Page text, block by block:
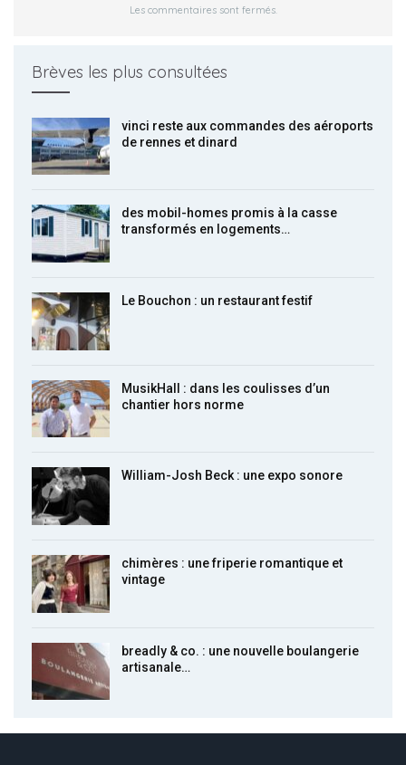
Les commentaires sont fermés.
Brèves les plus consultées
vinci reste aux commandes des aéroports
de rennes et dinard
des mobil-homes promis à la casse
transformés en logements…
Le Bouchon : un restaurant festif
MusikHall : dans les coulisses d’un
chantier hors norme
William-Josh Beck : une expo sonore
chimères : une friperie romantique et
vintage
breadly & co. : une nouvelle boulangerie
artisanale…